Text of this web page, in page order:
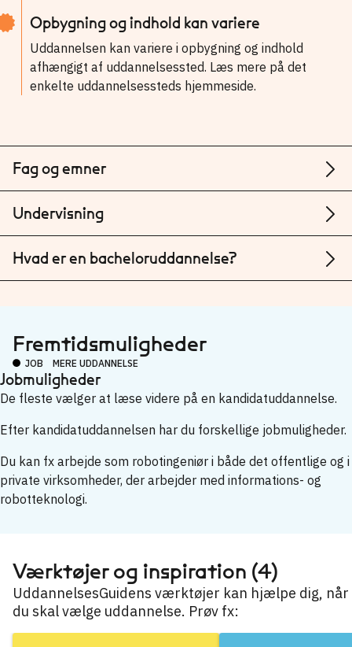
Opbygning og indhold kan variere
Uddannelsen kan variere i opbygning og indhold
afhængigt af uddannelsessted. Læs mere på det
enkelte uddannelsessteds hjemmeside.
Fag og emner
Undervisning
Hvad er en bacheloruddannelse?
Fremtidsmuligheder
JOB MERE UDDANNELSE
Jobmuligheder
De fleste vælger at læse videre på en kandidatuddannelse.
Efter kandidatuddannelsen har du forskellige jobmuligheder.
Du kan fx arbejde som robotingeniør i både det offentlige og i
private virksomheder, der arbejder med informations- og
robotteknologi.
Værktøjer og inspiration (4)
UddannelsesGuidens værktøjer kan hjælpe dig, når
du skal vælge uddannelse. Prøv fx: